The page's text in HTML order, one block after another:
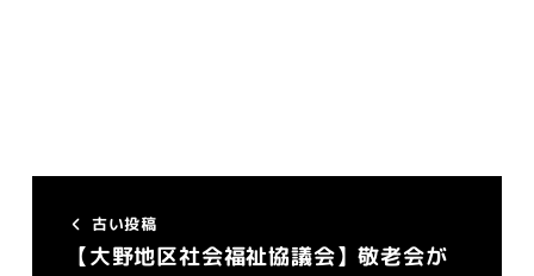
古い投稿
【大野地区社会福祉協議会】敬老会が